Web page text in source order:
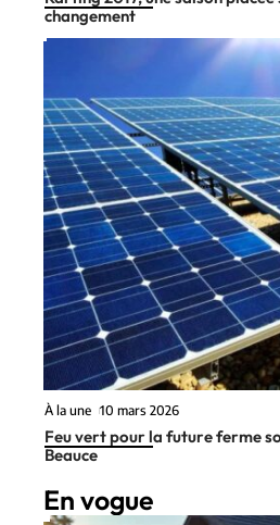
changement
À la une 10 mars 2026
Feu vert pour la future ferme
Beauce
En vogue